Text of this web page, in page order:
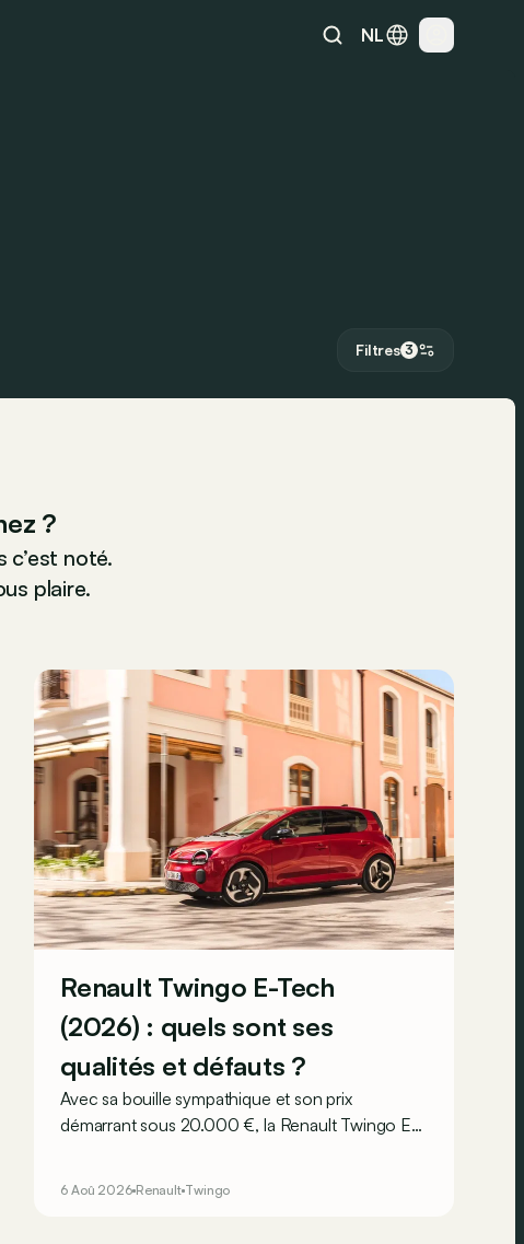
NL
Filtres 3
?
noté.
plaire.
Renault Twingo E-Tech
(2026) : quels sont ses
qualités et défauts ?
Avec sa bouille sympathique et son prix
démarrant sous 20.000 €, la Renault Twingo E-
l’idylle se confirme à l’usage ? Voici ses
6 Aoû 2026 Renault Twingo